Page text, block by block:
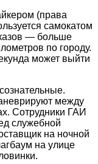
(права
самокатом
— больше
по городу.
может выйти
между
Сотрудники ГАИ
служебной
на ночной
на улице